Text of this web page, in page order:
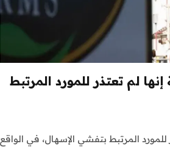
إنها لم تعتذر للمورد المرتبط
للمورد المرتبط بتفشي الإسهال، في الواقع